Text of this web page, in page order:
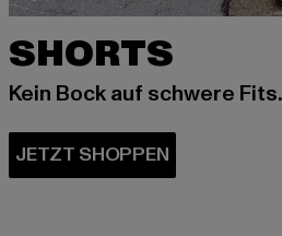
SHORTS
Kein Bock auf schwere